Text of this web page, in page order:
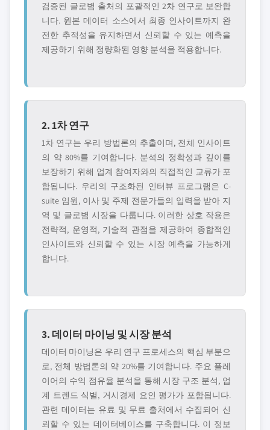
검증된 글로볌 출처의 포괄적인 2차 연구로 보완합
니다. 원본 데이터 소스에서 최종 인사이트까지 완
전한 추적성을 유지하면서 신뢰할 수 있는 예측을
제공하기 위해 정량화된 영향 분석을 적용합니다.
2. 1차 연구
1차 연구는 우리 방법론의 추출이며, 전체 인사이트
의 약 80%를 기여합니다. 분석의 정확성과 깊이를
보장하기 위해 업계 참여자와의 직접적인 교류가 포
함됩니다. 우리의 구조화된 인터뷰 프로그램은 C-
suite 임원, 이사 및 주제 전문가들의 입력을 받아 지
역 및 글로볌 시장을 다룹니다. 이러한 상호 작용은
전략적, 운영적, 기술적 관점을 제공하여 종합적인
인사이트와 신뢰할 수 있는 시장 예측을 가능하게
합니다.
3. 데이터 마이닝 및 시장 분석
데이터 마이닝은 우리 연구 프로세스의 핵심 부분으
로, 전체 방법론의 약 20%를 기여합니다. 주요 플레
이어의 수익 점유율 분석을 통해 시장 구조 분석, 업
계 트렌드 식별, 거시경제 요인 평가가 포함됩니다.
관련 데이터는 유료 및 무료 출처에서 수집되어 신
뢰할 수 있는 데이터베이스를 구축합니다. 이 정보